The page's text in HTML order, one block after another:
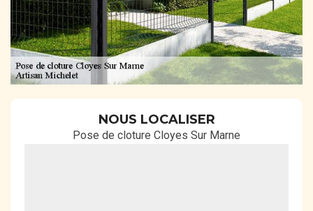
NOUS LOCALISER
Pose de cloture Cloyes Sur Marne